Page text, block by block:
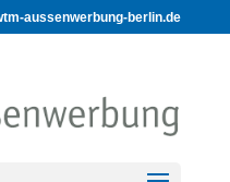
aussenwerbung-berlin.de